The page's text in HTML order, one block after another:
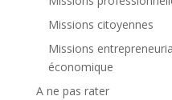
Missions citoyennes
Missions
économique
A ne pas rater